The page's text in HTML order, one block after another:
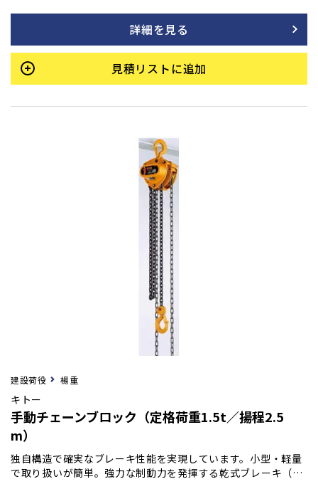
でも優れた耐久性を持ち、巻き下げ時の手動操作も常に軽く、
スムーズな動きを維持します。
詳細を見る
見積リストに追加
建設荷役 楊重
キトー
手動チェーンブロック（定格荷重1.5t／揚程2.5
m）
独自構造で確実なブレーキ性能を実現しています。小型・軽量
で取り扱いが簡単。強力な制動力を発揮する乾式ブレーキ（ノ